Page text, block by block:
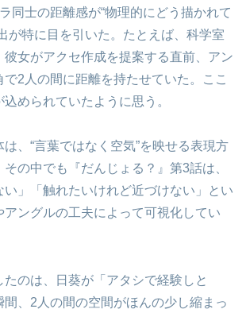
同士の距離感が“物理的にどう描かれて
が特に目を引いた。たとえば、科学室
彼女がアクセ作成を提案する直前、アン
で2人の間に距離を持たせていた。ここ
められていたように思う。
、“言葉ではなく空気”を映せる表現方
の中でも『だんじょる？』第3話は、
い」「触れたいけれど近づけない」とい
アングルの工夫によって可視化してい
のは、日葵が「アタシで経験しと
間、2人の間の空間がほんの少し縮まっ